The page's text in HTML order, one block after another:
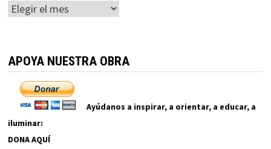
Archivos
APOYA NUESTRA OBRA
Ayúdanos a inspirar, a orientar, a educar, a
iluminar:
DONA AQUÍ